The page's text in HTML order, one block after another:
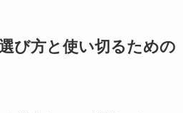
び方と使い切るための